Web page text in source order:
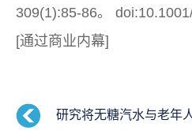
309(1):85-86。
[通过商业内幕]
研究将无糖汽水与老年